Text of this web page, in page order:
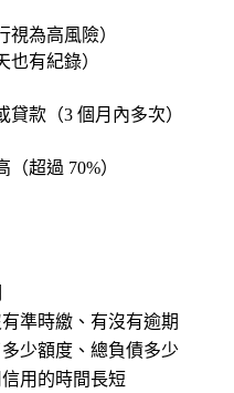
視為高風險）
也有紀錄）
款（3 個月內多次）
超過 70%）
準時繳、有沒有逾期
少額度、總負債多少
用的時間長短